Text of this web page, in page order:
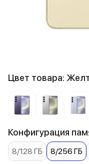
Цвет товара:
Конфигурация
8/128 ГБ 8/256 ГБ